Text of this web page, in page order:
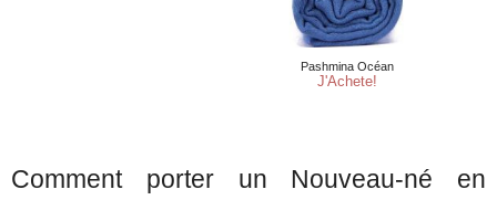
Comment porter un Nouveau-né en